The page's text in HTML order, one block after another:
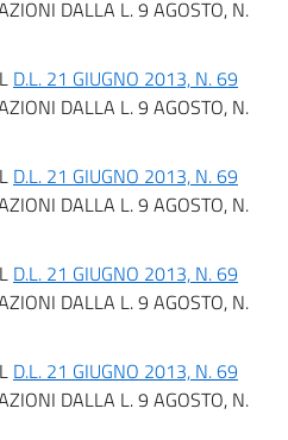
DALLA L. 9 AGOSTO, N.
D.L. 21 GIUGNO 2013, N. 69
DALLA L. 9 AGOSTO, N.
D.L. 21 GIUGNO 2013, N. 69
DALLA L. 9 AGOSTO, N.
D.L. 21 GIUGNO 2013, N. 69
DALLA L. 9 AGOSTO, N.
D.L. 21 GIUGNO 2013, N. 69
DALLA L. 9 AGOSTO, N.